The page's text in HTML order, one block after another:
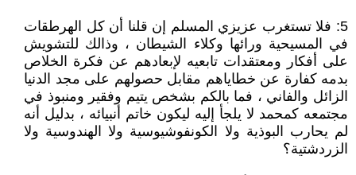
5: فلا تستغرب عزيزي المسلم إن قلنا أن كل الهرطقات
في المسيحية ورائها وكلاء الشيطان ، وذالك للتشويش
على أفكار ومعتقدات تابعيه لإبعادهم عن فكرة الخلاص
بدمه كفارة عن خطاياهم مقابل حصولهم على مجد الدنيا
الزائل والفاني ، فما بالكم بشخص يتيم وفقير ومنبوذ في
مجتمعه كمحمد لا يلجأ إليه ليكون خاتم أنبيائه ، بدليل أنه
لم يحارب البوذية ولا الكونفوشيوسية ولا الهندوسية ولا
الزردشتية؟